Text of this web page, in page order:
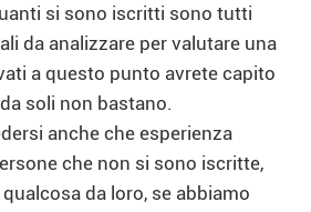
si sono iscritti sono tutti
da analizzare per valutare una
a questo punto avrete capito
soli non bastano.
anche che esperienza
che non si sono iscritte,
da loro, se abbiamo